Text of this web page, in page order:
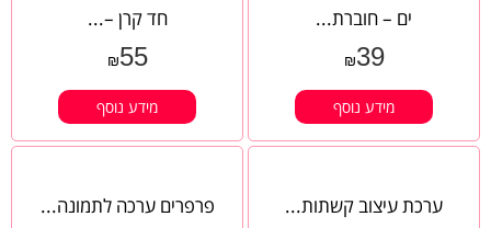
ים – חוברת...
₪39
מידע נוסף
חד קרן –...
₪55
מידע נוסף
ערכת עיצוב קשתות... פרפרים ערכה לתמונה...